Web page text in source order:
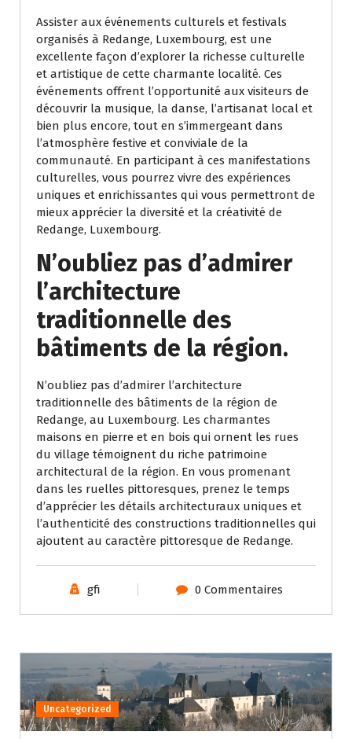
Assister aux événements culturels et festivals
organisés à Redange, Luxembourg, est une
excellente façon d’explorer la richesse culturelle
et artistique de cette charmante localité. Ces
événements offrent l’opportunité aux visiteurs de
découvrir la musique, la danse, l’artisanat local et
bien plus encore, tout en s’immergeant dans
l’atmosphère festive et conviviale de la
communauté. En participant à ces manifestations
culturelles, vous pourrez vivre des expériences
uniques et enrichissantes qui vous permettront de
mieux apprécier la diversité et la créativité de
Redange, Luxembourg.
N’oubliez pas d’admirer
l’architecture
traditionnelle des
bâtiments de la région.
N’oubliez pas d’admirer l’architecture
traditionnelle des bâtiments de la région de
Redange, au Luxembourg. Les charmantes
maisons en pierre et en bois qui ornent les rues
du village témoignent du riche patrimoine
architectural de la région. En vous promenant
dans les ruelles pittoresques, prenez le temps
d’apprécier les détails architecturaux uniques et
l’authenticité des constructions traditionnelles qui
ajoutent au caractère pittoresque de Redange.
gfi 0 Commentaires
Uncategorized